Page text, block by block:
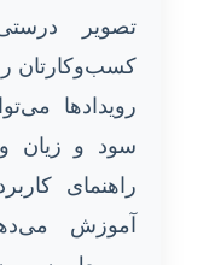
تصویر
کسب‌وکارتان
رویدادها
سود و زیان
راهنمای
آموزش